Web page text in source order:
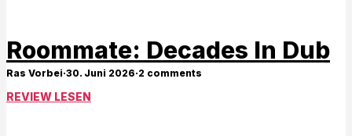
Roommate: Decades In Dub
Ras Vorbei·30. Juni 2026·2 comments
REVIEW LESEN